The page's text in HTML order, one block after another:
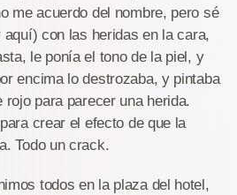
me acuerdo del nombre, pero sé
con las heridas en la cara,
le ponía el tono de la piel, y
encima lo destrozaba, y pintaba
para parecer una herida.
crear el efecto de que la
Todo un crack.
todos en la plaza del hotel,